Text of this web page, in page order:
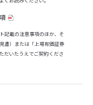
記載の注意事項のほか、そ
書）または「上場有価証券
だいたうえでご契約くださ